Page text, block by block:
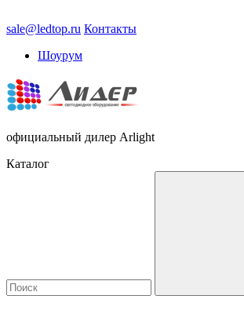
sale@ledtop.ru Контакты
Шоурум
официальный дилер Arlight
Каталог